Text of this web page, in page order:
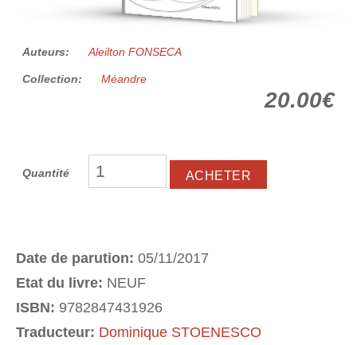
Auteurs: Aleilton FONSECA
Collection: Méandre
20.00€
Quantité
Date de parution: 05/11/2017
Etat du livre: NEUF
ISBN: 9782847431926
Traducteur: Dominique STOENESCO